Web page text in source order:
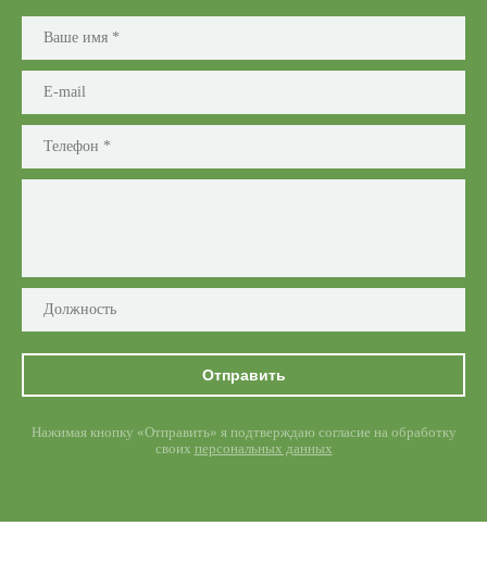
Отправить
Нажимая кнопку «Отправить» я подтверждаю согласие на обработку
своих персональных данных